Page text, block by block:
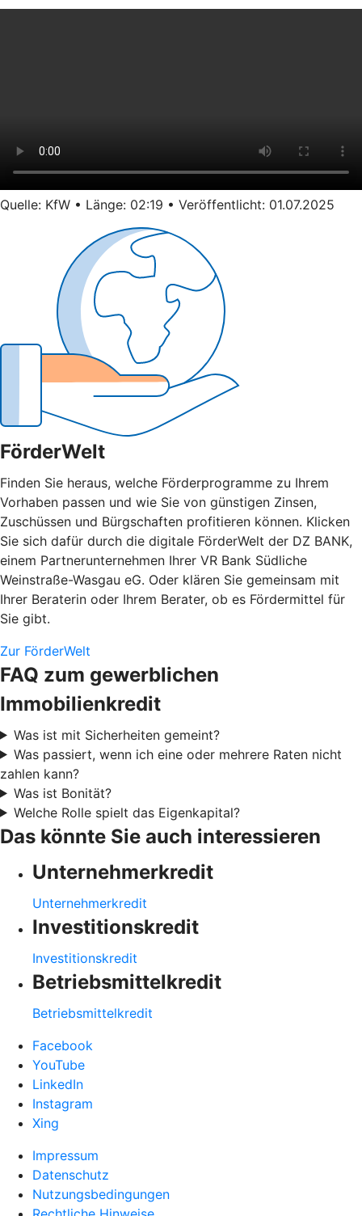
Quelle: KfW • Länge: 02:19 • Veröffentlicht: 01.07.2025
FörderWelt
Finden Sie heraus, welche Förderprogramme zu Ihrem
Vorhaben passen und wie Sie von günstigen Zinsen,
Zuschüssen und Bürgschaften profitieren können. Klicken
Sie sich dafür durch die digitale FörderWelt der DZ BANK,
einem Partnerunternehmen Ihrer VR Bank Südliche
Weinstraße-Wasgau eG. Oder klären Sie gemeinsam mit
Ihrer Beraterin oder Ihrem Berater, ob es Fördermittel für
Sie gibt.
Zur FörderWelt
FAQ zum gewerblichen
Immobilienkredit
Was ist mit Sicherheiten gemeint?
Was passiert, wenn ich eine oder mehrere Raten nicht
zahlen kann?
Was ist Bonität?
Welche Rolle spielt das Eigenkapital?
Das könnte Sie auch interessieren
Unternehmerkredit
Unternehmerkredit
Investitionskredit
Investitionskredit
Betriebsmittelkredit
Betriebsmittelkredit
Facebook
YouTube
LinkedIn
Instagram
Xing
Impressum
Datenschutz
Nutzungsbedingungen